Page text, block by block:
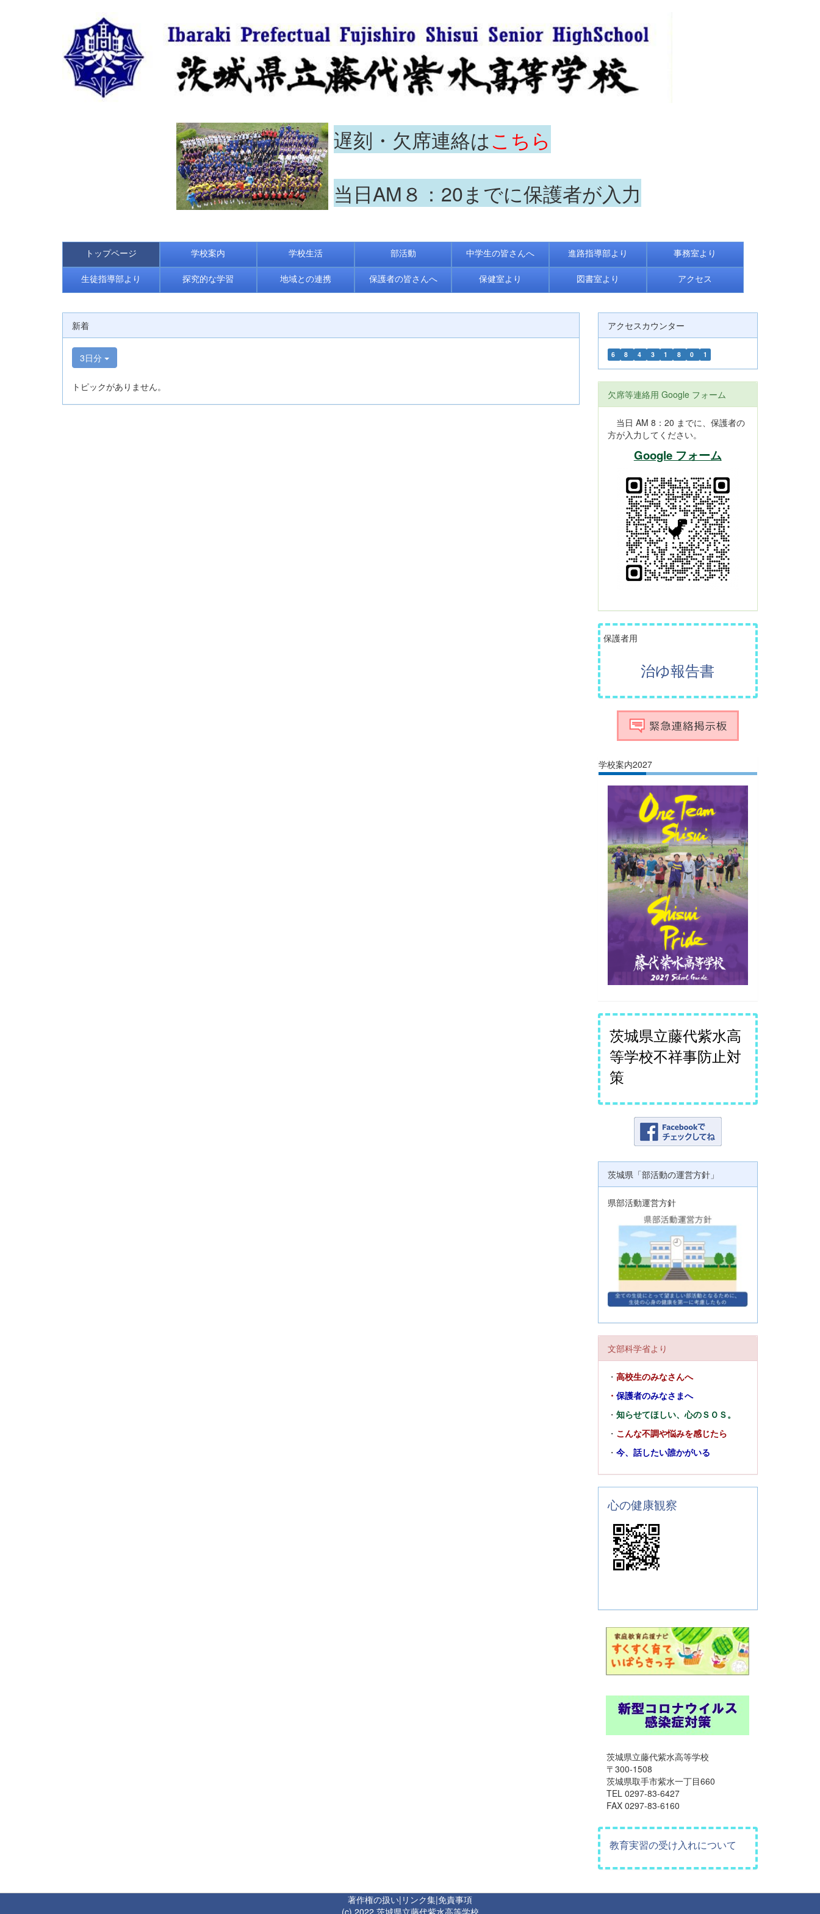
遅刻・欠席連絡はこちら
当日AM８：20までに保護者が入力
トップページ 学校案内 学校生活 部活動 中学生の皆さんへ 進路指導部より 事務室より
生徒指導部より 探究的な学習 地域との連携 保護者の皆さんへ 保健室より 図書室より アクセス
新着
3日分
トピックがありません。
アクセスカウンター
6 8 4 3 1 8 0 1
欠席等連絡用 Google フォーム
当日 AM 8：20 までに、保護者の
方が入力してください。
Google フォーム
保護者用
治ゆ報告書
学校案内2027
茨城県立藤代紫水高
等学校不祥事防止対
策
茨城県「部活動の運営方針」
県部活動運営方針
文部科学省より
・ 高校生のみなさんへ
・ 保護者のみなさまへ
・ 知らせてほしい、心のＳＯＳ。
・ こんな不調や悩みを感じたら
・ 今、話したい誰かがいる
心の健康観察
茨城県立藤代紫水高等学校
〒300-1508
茨城県取手市紫水一丁目660
TEL 0297-83-6427
FAX 0297-83-6160
教育実習の受け入れについて
著作権の扱い| リンク集|免責事項